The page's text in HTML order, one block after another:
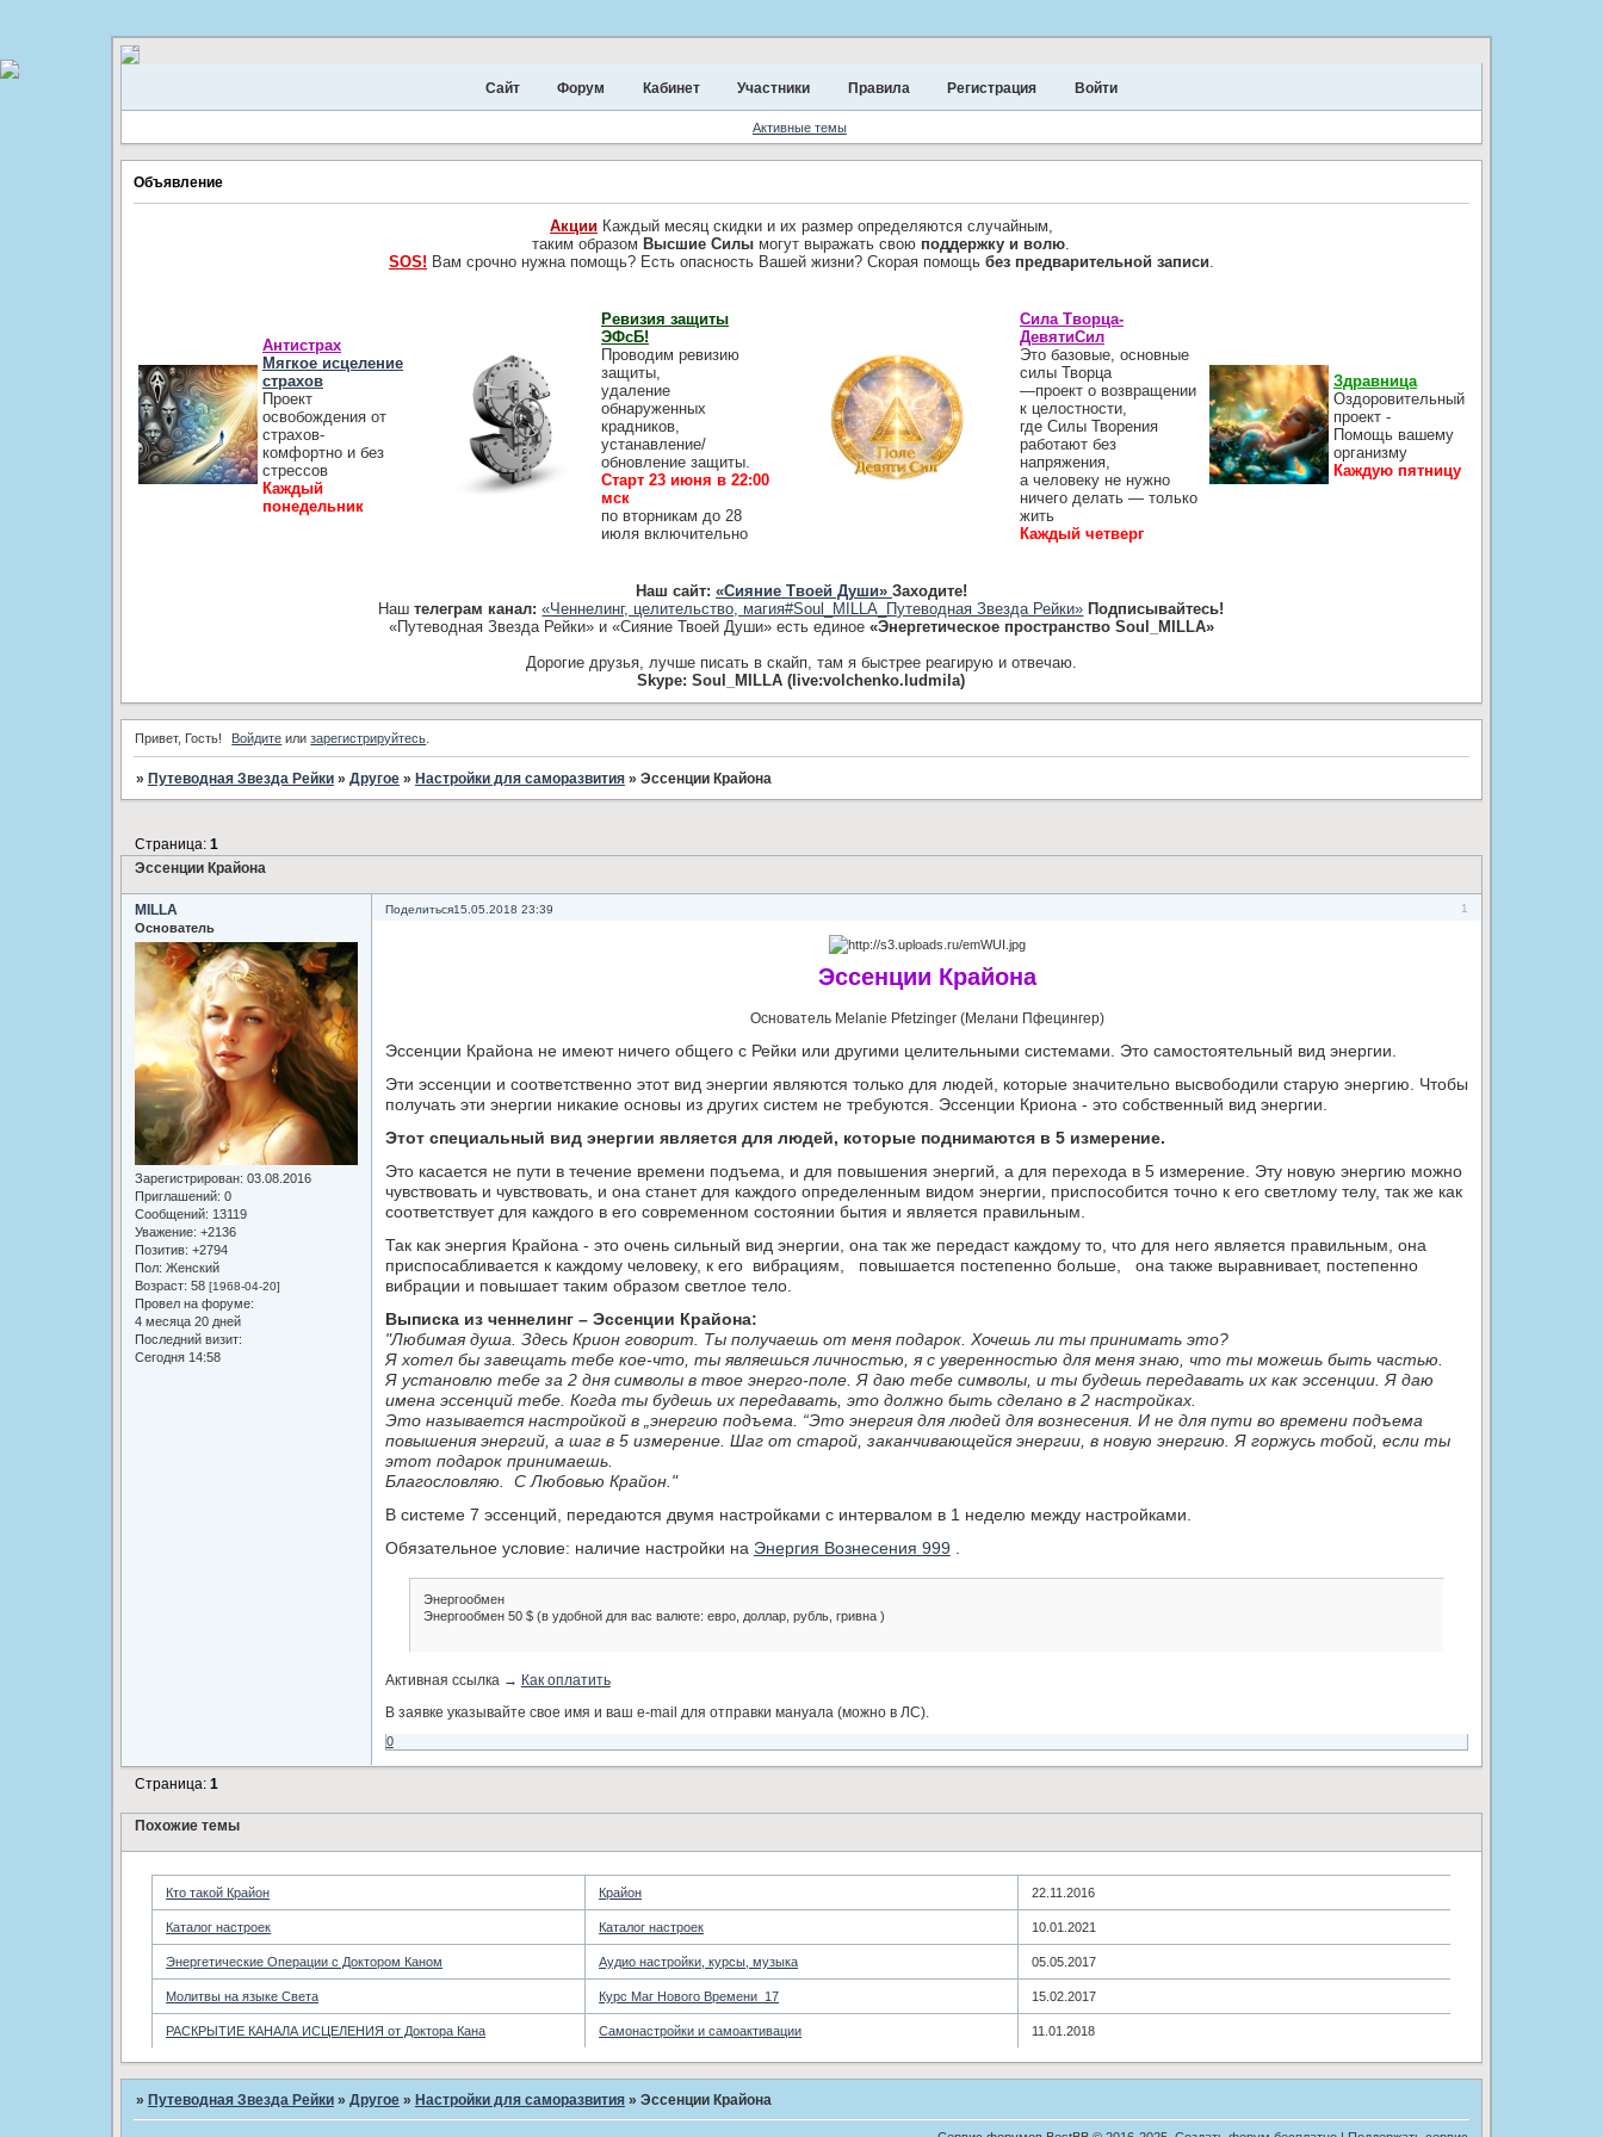
Сайт Форум Кабинет Участники Правила Регистрация Войти
Активные темы
Объявление
АкцииКаждый месяц скидки и их размер определяются случайным,
таким образом Высшие Силы могут выражать свою поддержку и волю
SOS! Вам срочно нужна помощь? Есть опасность Вашей жизни? Скорая помощь без предварительной записи
Антистрах
Мягкое исцеление
страхов
Проект
освобождения от
страхов-
комфортно и без
стрессов
Каждый
понедельник
Ревизия защиты
ЭФсБ!
Проводим ревизию
защиты,
удаление
обнаруженных
крадников,
устанавление/
обновление защиты.
Старт 23 июня в 22:00
мск
по вторникам до 28
июля включительно
Сила Творца-
ДевятиСил
Это базовые, основные
силы Творца
—проект о возвращении
к целостности,
где Силы Творения
работают без
напряжения,
а человеку не нужно
ничего делать — только
жить
Каждый четверг
Здравница
Оздоровительный
проект -
Помощь вашему
организму
Каждую пятницу
Наш сайт: «Сияние Твоей Души» Заходите!
Наштелеграм канал: «Ченнелинг, целительство, магия#Soul_MILLA_Путеводная Звезда Рейки» Подписывайтесь!
«Путеводная Звезда Рейки» и «Сияние Твоей Души» есть единое «Энергетическое пространство Soul_MILLA»
Дорогие друзья, лучше писать в скайп, там я быстрее реагирую и отвечаю.
Skype: Soul_MILLA (live:volchenko.ludmila)
Привет, Гость! Войдите илизарегистрируйтесь
» Путеводная Звезда Рейки » ­Другое » Настройки для саморазвития » Эссенции Крайона
Эссенции Крайона
Страница: 1
Поделиться 1
15.05.2018 23:39
MILLA
Основатель
Зарегистрирован: 03.08.2016
Приглашений: 0
Сообщений: 13119
Уважение: +2136
Позитив: +2794
Пол: Женский
Возраст: 58 [1968-04-20]
Провел на форуме:
4 месяца 20 дней
Последний визит:
Сегодня 14:58
Эссенции Крайона
Основатель Melanie Pfetzinger (Мелани Пфецингер)
Эссенции Крайона не имеют ничего общего с Рейки или другими целительными системами. Это самостоятельный вид энергии.
Эти эссенции и соответственно этот вид энергии являются только для людей, которые значительно высвободили старую энергию. Чтобы
получать эти энергии никакие основы из других систем не требуются. Эссенции Криона - это собственный вид энергии.
Этот специальный вид энергии является для людей, которые поднимаются в 5 измерение.
Это касается не пути в течение времени подъема, и для повышения энергий, а для перехода в 5 измерение. Эту новую энергию можно
чувствовать и чувствовать, и она станет для каждого определенным видом энергии, приспособится точно к его светлому телу, так же как
соответствует для каждого в его современном состоянии бытия и является правильным.
Так как энергия Крайона - это очень сильный вид энергии, она так же передаст каждому то, что для него является правильным, она
приспосабливается к каждому человеку, к его вибрациям, повышается постепенно больше, она также выравнивает, постепенно
вибрации и повышает таким образом светлое тело.
Выписка из ченнелинг – Эссенции Крайона:
"Любимая душа. Здесь Крион говорит. Ты получаешь от меня подарок. Хочешь ли ты принимать это?
Я хотел бы завещать тебе кое-что, ты являешься личностью, я с уверенностью для меня знаю, что ты можешь быть частью.
Я установлю тебе за 2 дня символы в твое энерго-поле. Я даю тебе символы, и ты будешь передавать их как эссенции. Я даю
имена эссенций тебе. Когда ты будешь их передавать, это должно быть сделано в 2 настройках.
Это называется настройкой в „энергию подъема. “Это энергия для людей для вознесения. И не для пути во времени подъема
повышения энергий, а шаг в 5 измерение. Шаг от старой, заканчивающейся энергии, в новую энергию. Я горжусь тобой, если ты
этот подарок принимаешь.
Благословляю. С Любовью Крайон."
В системе 7 эссенций, передаются двумя настройками с интервалом в 1 неделю между настройками.
Обязательное условие: наличие настройки на Энергия Вознесения 999
Энергообмен
Энергообмен 50 $ (в удобной для вас валюте: евро, доллар, рубль, гривна )
Активная ссылка → Как оплатить
В заявке указывайте свое имя и ваш e-mail для отправки мануала (можно в ЛС).
0
Страница: 1
Похожие темы
Кто такой Крайон Крайон 22.11.2016
Каталог настроек Каталог настроек 10.01.2021
Энергетические Операции с Доктором Каном Аудио настройки, курсы, музыка 05.05.2017
Молитвы на языке Света ­Курс Маг Нового Времени_17 15.02.2017
РАСКРЫТИЕ КАНАЛА ИСЦЕЛЕНИЯ от Доктора Кана Самонастройки и самоактивации 11.01.2018
» Путеводная Звезда Рейки » ­Другое » Настройки для саморазвития » Эссенции Крайона